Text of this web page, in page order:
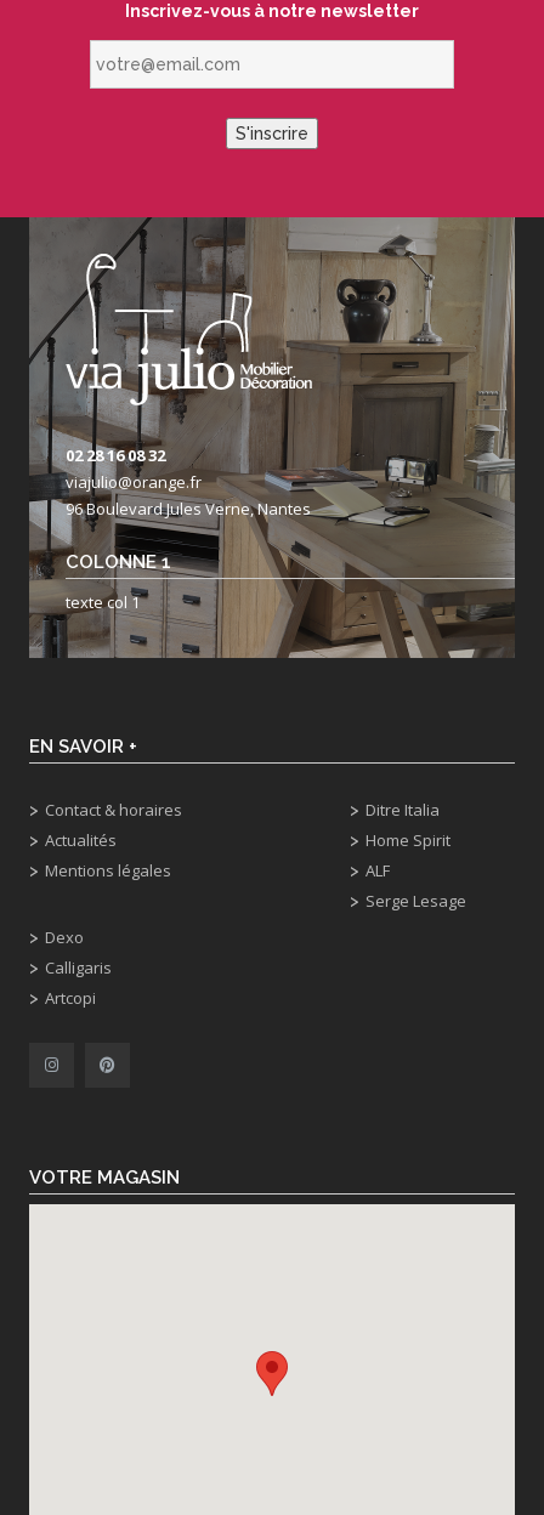
Inscrivez-vous à notre newsletter
S'inscrire
02 28 16 08 32
viajulio@orange.fr
96 Boulevard Jules Verne, Nantes
COLONNE 1
texte col 1
EN SAVOIR +
Contact & horaires
Actualités
Mentions légales
Dexo
Calligaris
Artcopi
Ditre Italia
Home Spirit
ALF
Serge Lesage
VOTRE MAGASIN